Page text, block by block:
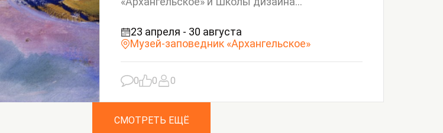
23 апреля - 30 августа
Музей-заповедник «Архангельское»
0 0 0
СМОТРЕТЬ ЕЩЁ